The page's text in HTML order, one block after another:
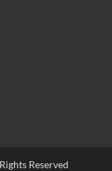
Reserved